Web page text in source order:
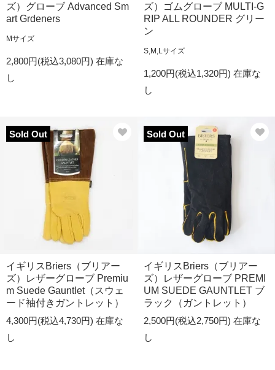
ズ）グローブ Advanced Sm
art Grdeners
Mサイズ
2,800円(税込3,080円) 在庫な
し
ズ）ゴムグローブ MULTI-G
RIP ALL ROUNDER グリー
ン
S,M,Lサイズ
1,200円(税込1,320円) 在庫な
し
Sold Out
イギリスBriers（ブリアー
ズ）レザーグローブ Premiu
m Suede Gauntlet（スウェ
ード袖付きガントレット）
4,300円(税込4,730円) 在庫な
し
Sold Out
イギリスBriers（ブリアー
ズ）レザーグローブ PREMI
UM SUEDE GAUNTLET ブ
ラック（ガントレット）
2,500円(税込2,750円) 在庫な
し